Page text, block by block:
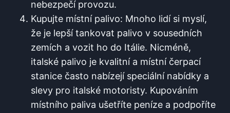
nebezpečí‌ provozu.
Kupujte místní palivo: Mnoho lidí‌ si myslí,
že je lepší ⁤tankovat palivo v sousedních
zemích a vozit ho⁣ do Itálie. Nicméně,⁤
italské palivo je kvalitní a místní čerpací
stanice často nabízejí speciální nabídky ‌a
slevy pro italské motoristy. Kupováním
místního​ paliva ušetříte peníze a podpoříte